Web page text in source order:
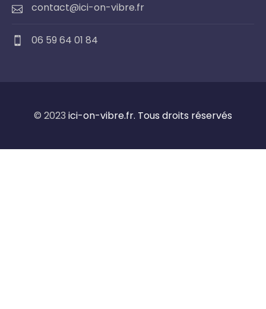
contact@ici-on-vibre.fr
06 59 64 01 84
© 2023 ici-on-vibre.fr. Tous droits réservés